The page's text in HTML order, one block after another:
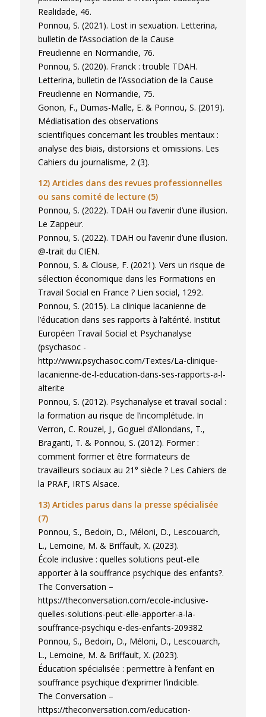
Realidade, 46.
Ponnou, S. (2021). Lost in sexuation. Letterina,
bulletin de l’Association de la Cause
Freudienne en Normandie, 76.
Ponnou, S. (2020). Franck : trouble TDAH.
Letterina, bulletin de l’Association de la Cause
Freudienne en Normandie, 75.
Gonon, F., Dumas-Malle, E. & Ponnou, S. (2019).
Médiatisation des observations
scientifiques concernant les troubles mentaux :
analyse des biais, distorsions et omissions. Les
Cahiers du journalisme, 2 (3).
12) Articles dans des revues professionnelles
ou sans comité de lecture (5)
Ponnou, S. (2022). TDAH ou l’avenir d’une illusion.
Le Zappeur.
Ponnou, S. (2022). TDAH ou l’avenir d’une illusion.
@-trait du CIEN.
Ponnou, S. & Clouse, F. (2021). Vers un risque de
sélection économique dans les Formations en
Travail Social en France ? Lien social, 1292.
Ponnou, S. (2015). La clinique lacanienne de
l’éducation dans ses rapports à l’altérité. Institut
Européen Travail Social et Psychanalyse
(psychasoc -
http://www.psychasoc.com/Textes/La-clinique-
lacanienne-de-l-education-dans-ses-rapports-a-l-
alterite
Ponnou, S. (2012). Psychanalyse et travail social :
la formation au risque de l’incomplétude. In
Verron, C. Rouzel, J., Goguel d’Allondans, T.,
Braganti, T. & Ponnou, S. (2012). Former :
comment former et être formateurs de
travailleurs sociaux au 21° siècle ? Les Cahiers de
la PRAF, IRTS Alsace.
13) Articles parus dans la presse spécialisée
(7)
Ponnou, S., Bedoin, D., Méloni, D., Lescouarch,
L., Lemoine, M. & Briffault, X. (2023).
École inclusive : quelles solutions peut-elle
apporter à la souffrance psychique des enfants?.
The Conversation –
https://theconversation.com/ecole-inclusive-
quelles-solutions-peut-elle-apporter-a-la-
souffrance-psychiqu e-des-enfants-209382
Ponnou, S., Bedoin, D., Méloni, D., Lescouarch,
L., Lemoine, M. & Briffault, X. (2023).
Éducation spécialisée : permettre à l’enfant en
souffrance psychique d’exprimer l’indicible.
The Conversation –
https://theconversation.com/education-